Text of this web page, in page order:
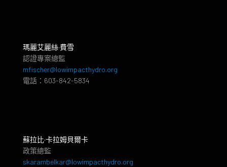
瑪麗艾麗絲·費雪
認證專案總監
mfischer@lowimpacthydro.org
電話：603-842-5834
蘇拉比·卡拉姆貝爾卡
政策總監
skarambelkar@lowimpacthydro.org